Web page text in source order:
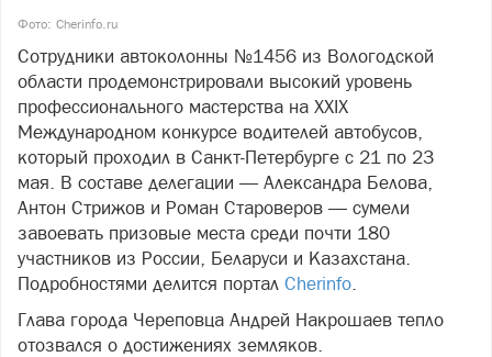
Фото: Cherinfo.ru
Сотрудники автоколонны №1456 из Вологодской
области продемонстрировали высокий уровень
профессионального мастерства на XXIX
Международном конкурсе водителей автобусов,
который проходил в Санкт‑Петербурге с 21 по 23
мая. В составе делегации — Александра Белова,
Антон Стрижов и Роман Староверов — сумели
завоевать призовые места среди почти 180
участников из России, Беларуси и Казахстана.
Подробностями делится портал Cherinfo.
Глава города Череповца Андрей Накрошаев тепло
отозвался о достижениях земляков.